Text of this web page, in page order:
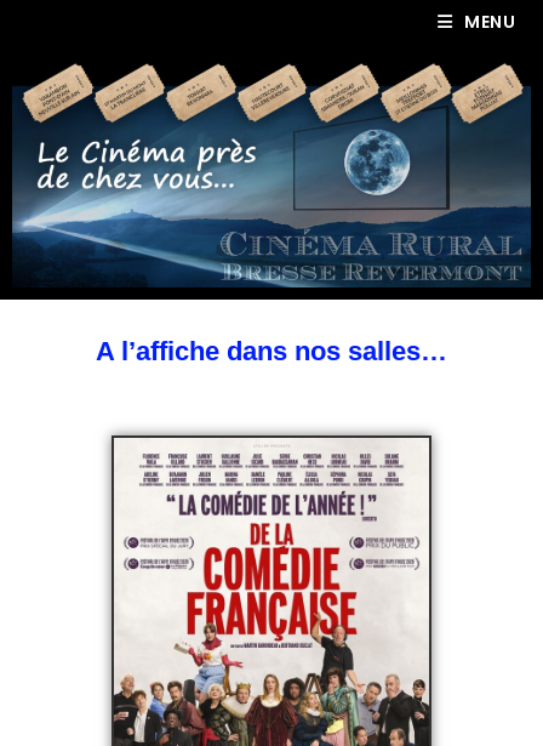
MENU
A l’affiche dans nos salles…